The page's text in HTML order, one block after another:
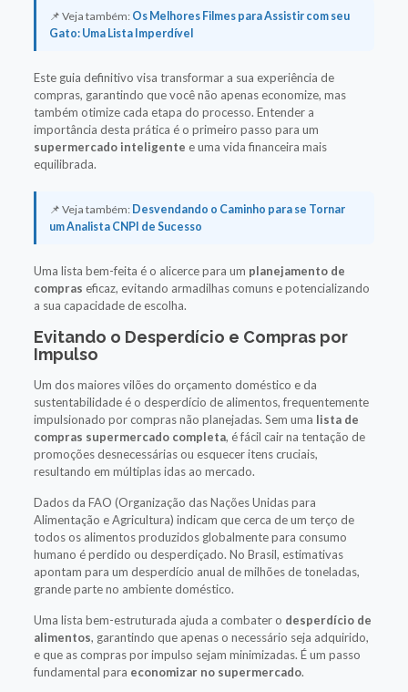
📌 Veja também: Os Melhores Filmes para Assistir com seu
Gato: Uma Lista Imperdível
Este guia definitivo visa transformar a sua experiência de
compras, garantindo que você não apenas economize, mas
também otimize cada etapa do processo. Entender a
importância desta prática é o primeiro passo para um
supermercado inteligente e uma vida financeira mais
equilibrada.
📌 Veja também: Desvendando o Caminho para se Tornar
um Analista CNPI de Sucesso
Uma lista bem-feita é o alicerce para um planejamento de
compras eficaz, evitando armadilhas comuns e potencializando
a sua capacidade de escolha.
Evitando o Desperdício e Compras por
Impulso
Um dos maiores vilões do orçamento doméstico e da
sustentabilidade é o desperdício de alimentos, frequentemente
impulsionado por compras não planejadas. Sem uma lista de
compras supermercado completa, é fácil cair na tentação de
promoções desnecessárias ou esquecer itens cruciais,
resultando em múltiplas idas ao mercado.
Dados da FAO (Organização das Nações Unidas para
Alimentação e Agricultura) indicam que cerca de um terço de
todos os alimentos produzidos globalmente para consumo
humano é perdido ou desperdiçado. No Brasil, estimativas
apontam para um desperdício anual de milhões de toneladas,
grande parte no ambiente doméstico.
Uma lista bem-estruturada ajuda a combater o desperdício de
alimentos, garantindo que apenas o necessário seja adquirido,
e que as compras por impulso sejam minimizadas. É um passo
fundamental para economizar no supermercado.